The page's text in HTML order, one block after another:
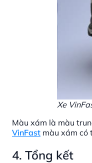
Xe
Màu xám là màu
VinFast màu xám có
4. Tổng kết